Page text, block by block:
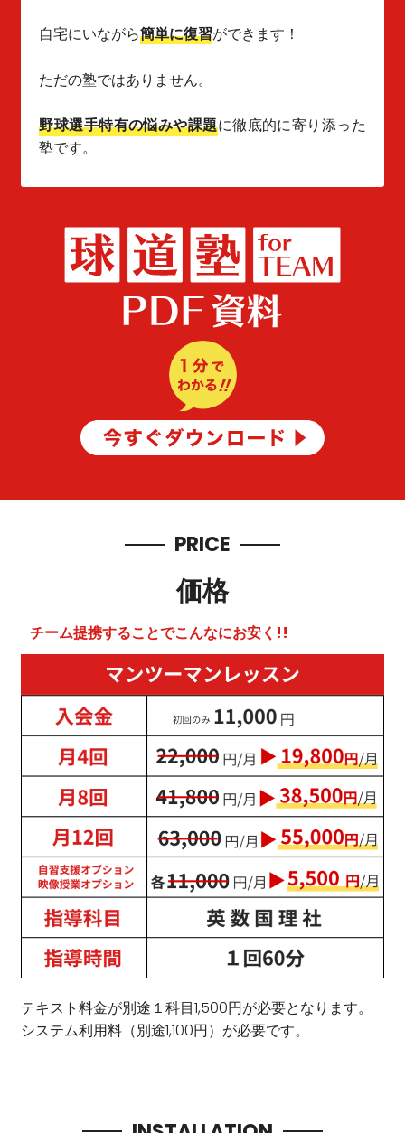
自宅にいながら簡単に復習ができます！
ただの塾ではありません。
野球選手特有の悩みや課題に徹底的に寄り添った
塾です。
PRICE
価格
チーム提携することでこんなにお安く!!
テキスト料金が別途１科目1,500円が必要となります。
システム利用料（別途1,100円）が必要です。